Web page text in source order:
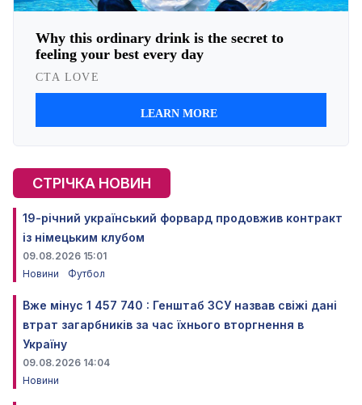
СТРІЧКА НОВИН
19-річний український форвард продовжив контракт
із німецьким клубом
09.08.2026 15:01
Новини
Футбол
Вже мінус 1 457 740 : Генштаб ЗСУ назвав свіжі дані
втрат загарбників за час їхнього вторгнення в
Україну
09.08.2026 14:04
Новини